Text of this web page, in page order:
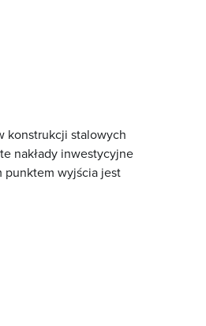
konstrukcji stalowych
nakłady inwestycyjne
punktem wyjścia jest